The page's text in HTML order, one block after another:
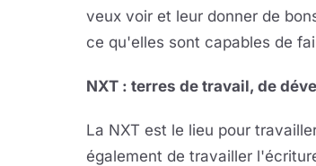
veux voir et leur donner de
ce qu'elles sont capables de
NXT : terres de travail, de
La NXT est le lieu pour
également de travailler